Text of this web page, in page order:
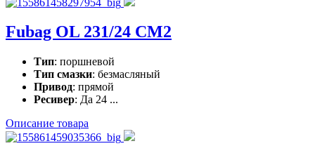
Fubag OL 231/24 CM2
Тип: поршневой
Тип смазки: безмасляный
Привод: прямой
Ресивер: Да 24 ...
Описание товара